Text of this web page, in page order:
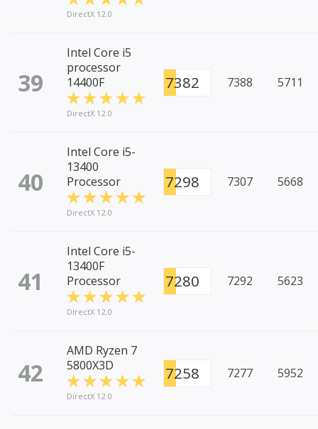
DirectX 12.0
39
Intel Core i5
processor
14400F
DirectX 12.0
7382 7388 5711
40
Intel Core i5-
13400
Processor
DirectX 12.0
7298 7307 5668
41
Intel Core i5-
13400F
Processor
DirectX 12.0
7280 7292 5623
42
AMD Ryzen 7
5800X3D
DirectX 12.0
7258 7277 5952